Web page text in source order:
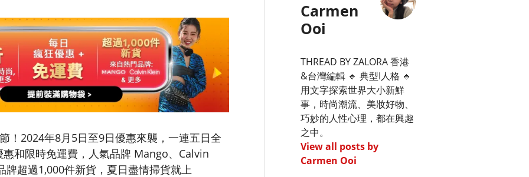
！2024年8月5日至9日優惠來襲，一連五日全
和限時免運費，人氣品牌 Mango、Calvin
超過1,000件新貨，夏日盡情掃貨就上
Carmen
Ooi
THREAD BY ZALORA 香港
&台灣編輯 🔹 典型I人格 🔹
用文字探索世界大小新鮮
事，時尚潮流、美妝好物、
巧妙的人性心理，都在興趣
之中。
View all posts by
Carmen Ooi